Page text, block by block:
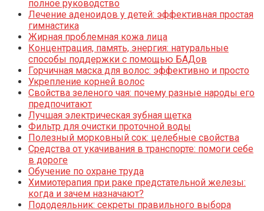
полное руководство
Лечение аденоидов у детей: эффективная простая
гимнастика
Жирная проблемная кожа лица
Концентрация, память, энергия: натуральные
способы поддержки с помощью БАДов
Горчичная маска для волос: эффективно и просто
Укрепление корней волос
Свойства зеленого чая: почему разные народы его
предпочитают
Лучшая электрическая зубная щетка
Фильтр для очистки проточной воды
Полезный морковный сок: целебные свойства
Средства от укачивания в транспорте: помоги себе
в дороге
Обучение по охране труда
Химиотерапия при раке предстательной железы:
когда и зачем назначают?
Пододеяльник: секреты правильного выбора